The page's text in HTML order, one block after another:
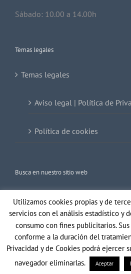
Sábado: 10.00 a 14.00h
Temas legales
Temas legales
Aviso legal | Política de
Política de cookies
Busca en nuestro sitio web
Buscar:
Copyright 2021 Gil Optics | Todos
Utilizamos cookies propias y de
servicios con el análisis estadístico y
consumo con fines publicitarios.
conforme a la duración del
Privacidad y de Cookies podrá ejercer
navegador eliminarlas.
Aceptar